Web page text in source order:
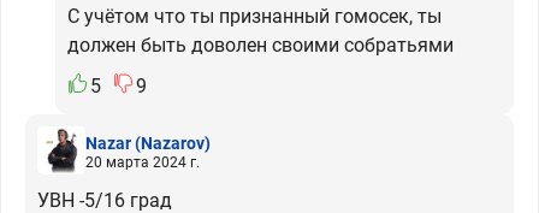
С учётом что ты признанный гомосек, ты
должен быть доволен своими собратьями
5
9
Nazar(Nazarov)
20 марта 2024 г.
УВН -5/16 град